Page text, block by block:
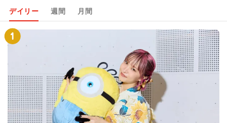
デイリー 週間 月間